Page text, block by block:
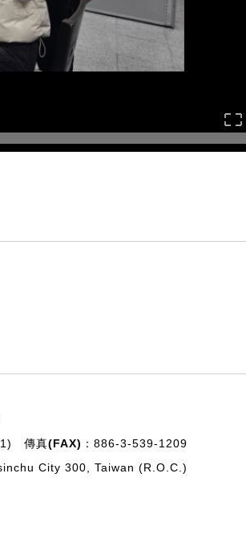
傳真(FAX)： 886-3-539-1209
City 300, Taiwan (R.O.C.)